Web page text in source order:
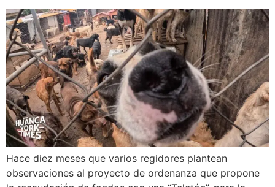
Hace diez meses que varios regidores plantean
observaciones al proyecto de ordenanza que propone